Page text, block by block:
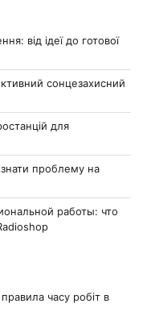
від ідеї до готової
сонцезахисний
для
проблему на
работы: что
часу робіт в